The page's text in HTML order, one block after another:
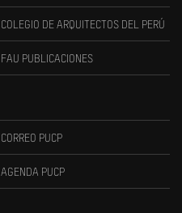
COLEGIO DE ARQUITECTOS DEL PERÚ
FAU PUBLICACIONES
CORREO PUCP
AGENDA PUCP